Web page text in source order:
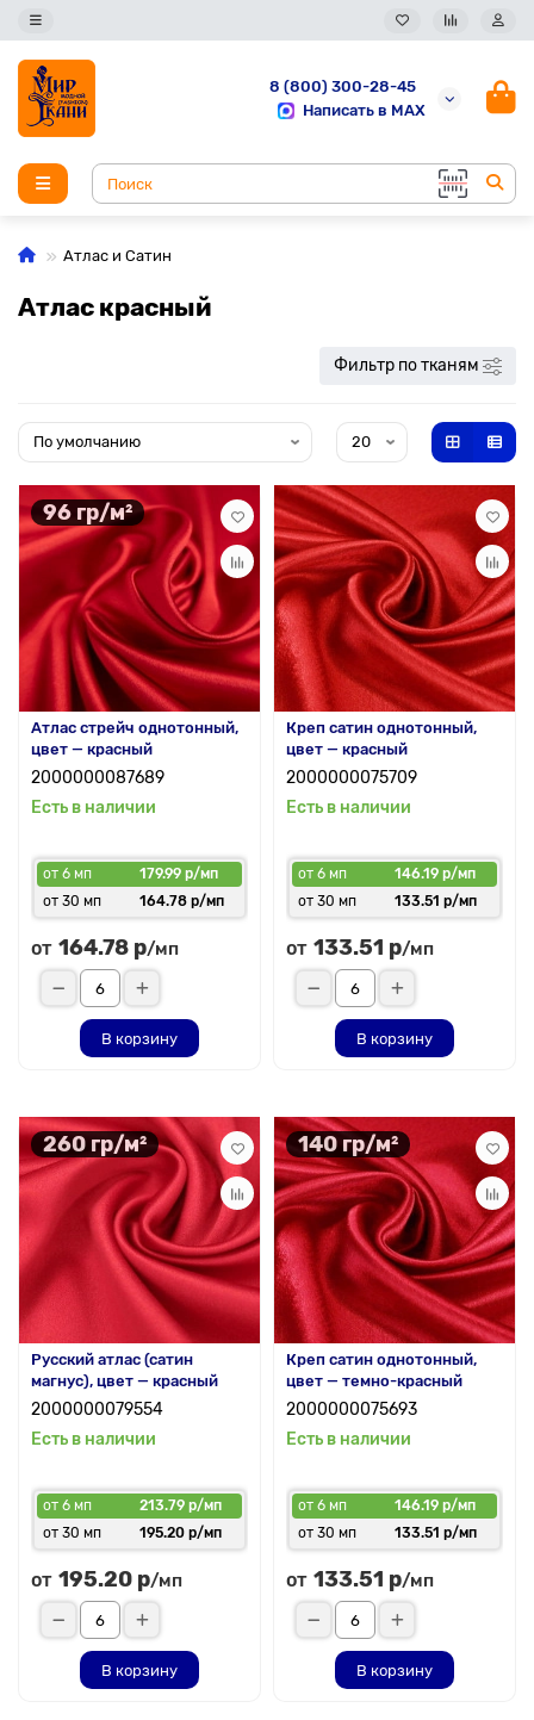
8 (800) 300-28-45
Написать в MAX
Атлас и Сатин
Атлас красный
Фильтр по тканям
96 гр/м²
Атлас стрейч однотонный,
цвет — красный
2000000087689
Есть в наличии
от 6 мп
179.99 р/мп
от 30 мп
164.78 р/мп
от 164.78 р/мп
В корзину
Креп сатин однотонный,
цвет — красный
2000000075709
Есть в наличии
от 6 мп
146.19 р/мп
от 30 мп
133.51 р/мп
от 133.51 р/мп
В корзину
260 гр/м²
Русский атлас (сатин
магнус), цвет — красный
2000000079554
Есть в наличии
от 6 мп
213.79 р/мп
от 30 мп
195.20 р/мп
от 195.20 р/мп
В корзину
140 гр/м²
Креп сатин однотонный,
цвет — темно-красный
2000000075693
Есть в наличии
от 6 мп
146.19 р/мп
от 30 мп
133.51 р/мп
от 133.51 р/мп
В корзину